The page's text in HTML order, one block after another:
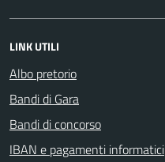
LINK UTILI
Albo pretorio
Bandi di Gara
Bandi di concorso
IBAN e pagamenti informatici